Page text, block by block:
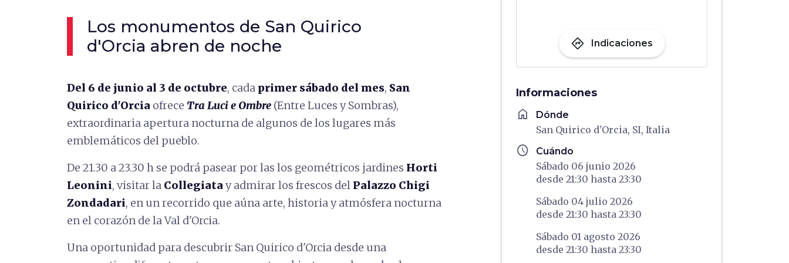
Los monumentos de San Quirico
d'Orcia abren de noche
Del 6 de junio al 3 de octubre, cada primer sábado del mes, San
Quirico d'Orcia ofrece Tra Luci e Ombre (Entre Luces y Sombras),
extraordinaria apertura nocturna de algunos de los lugares más
emblemáticos del pueblo.
De 21.30 a 23.30 h se podrá pasear por las los geométricos jardines Horti
Leonini, visitar la Collegiata y admirar los frescos del Palazzo Chigi
Zondadari, en un recorrido que aúna arte, historia y atmósfera nocturna
en el corazón de la Val d'Orcia.
Una oportunidad para descubrir San Quirico d'Orcia desde una
directions Indicaciones
Informaciones
home Dónde
San Quirico d'Orcia, SI, Italia
schedule Cuándo
Sábado 06 junio 2026
desde 21:30 hasta 23:30
Sábado 04 julio 2026
desde 21:30 hasta 23:30
Sábado 01 agosto 2026
desde 21:30 hasta 23:30